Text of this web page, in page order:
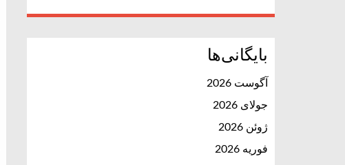
بایگانی‌ها
آگوست 2026
جولای 2026
ژوئن 2026
فوریه 2026